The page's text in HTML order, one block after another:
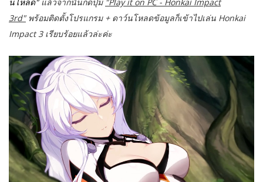
3rd" พร้อมติดตั้งโปรแกรม + ดาว์นโหลดข้อมูลก็เข้าไปเล่น Honkai
Impact 3 เรียบร้อยแล้วล่ะค่ะ